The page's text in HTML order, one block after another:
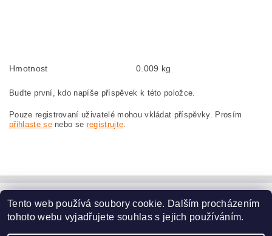
Hmotnost 0.009 kg
Buďte první, kdo napíše příspěvek k této položce.
Pouze registrovaní uživatelé mohou vkládat příspěvky. Prosím
přihlaste senebo se registrujte.
www.dodilny.cz
Tento web používá soubory cookie. Dalším procházením
tohoto webu vyjadřujete souhlas s jejich používáním.